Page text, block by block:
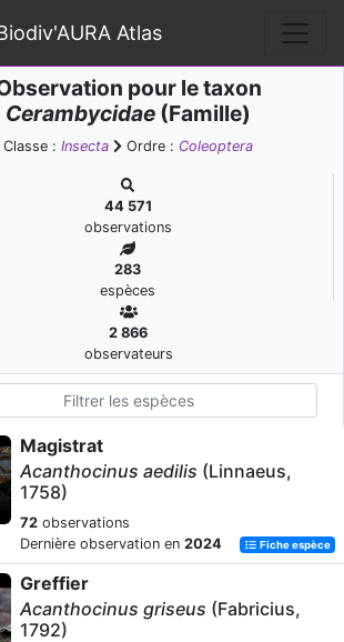
Atlas
pour le taxon
Cerambycidae (Famille)
Classe : Insecta Ordre : Coleoptera
44 571
observations
283
espèces
2 866
observateurs
Magistrat
Acanthocinus aedilis (Linnaeus,
1758)
72 observations
Dernière observation en 2024 Fiche espèce
Greffier
Acanthocinus griseus (Fabricius,
1792)